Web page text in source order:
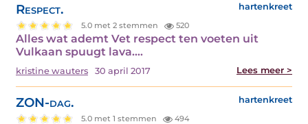
Respect. hartenkreet
5.0 met 2 stemmen 520
Alles wat ademt Vet respect ten voeten uit
Vulkaan spuugt lava.…
kristine wauters 30 april 2017 Lees meer >
ZON-dag. hartenkreet
5.0 met 1 stemmen 494